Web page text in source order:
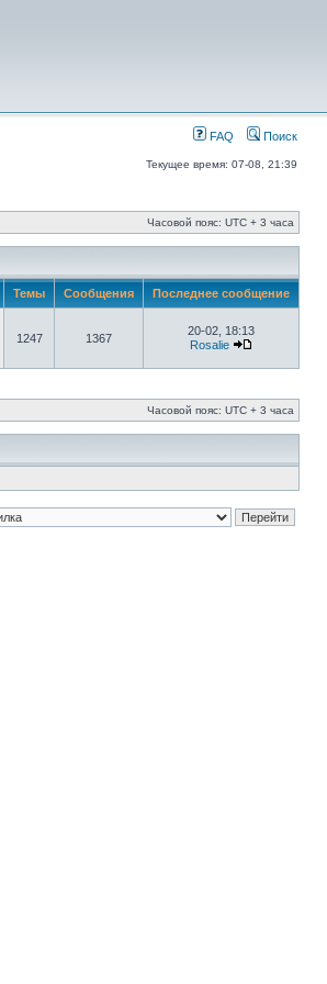
FAQ Поиск
Текущее время: 07-08, 21:39
Часовой пояс: UTC + 3 часа
Темы Сообщения Последнее сообщение
1247 1367
20-02, 18:13
Rosalie
Часовой пояс: UTC + 3 часа